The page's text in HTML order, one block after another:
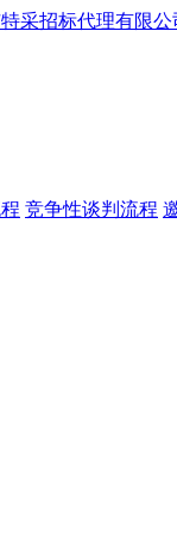
竞争性谈判流程